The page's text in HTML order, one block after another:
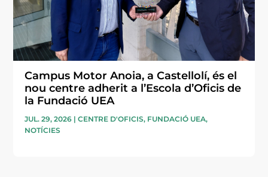
Campus Motor Anoia, a Castellolí, és el
nou centre adherit a l’Escola d’Oficis de
la Fundació UEA
JUL. 29, 2026 |CENTRE D'OFICIS, FUNDACIÓ UEA,
NOTÍCIES